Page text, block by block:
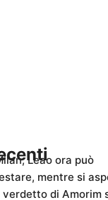
Leao ora può
mentre si
verdetto di Amorim